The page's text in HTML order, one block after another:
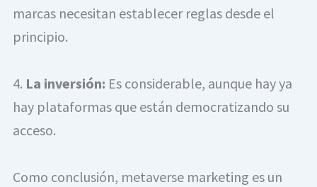
marcas necesitan establecer reglas desde el
principio.
4. La inversión: Es considerable, aunque hay ya
hay plataformas que están democratizando su
acceso.
Como conclusión, metaverse marketing es un